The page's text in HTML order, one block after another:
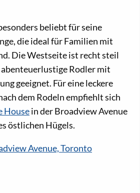
beliebt für seine
die ideal für Familien mit
Die Westseite ist recht steil
Rodler mit
geeignet. Für eine leckere
dem Rodeln empfiehlt sich
Housein der Broadview Avenue
östlichen Hügels.
Avenue, Toronto